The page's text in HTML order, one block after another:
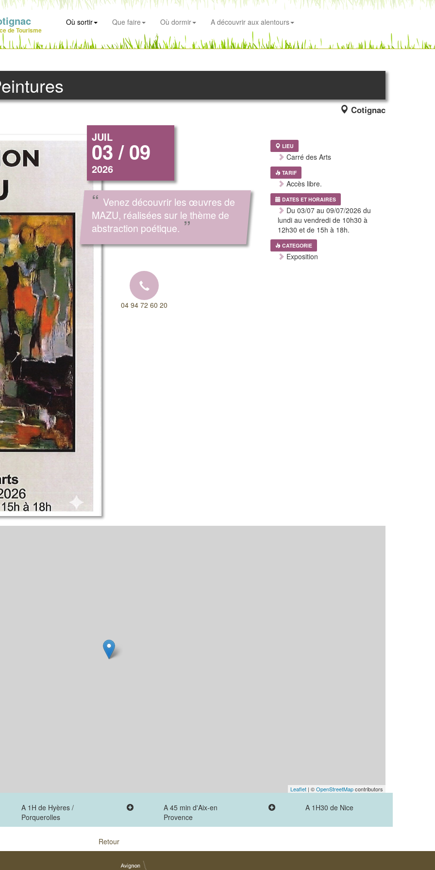
de Tourisme
Où sortir Que faire Où dormir A découvrir aux alentours
Cotignac
JUIL
03 / 09
2026
“ Venez découvrir les œuvres de
MAZU, réalisées sur le thème de
abstraction poétique. ”
LIEU
Carré des Arts
TARIF
Accès libre.
DATES ET HORAIRES
Du 03/07 au 09/07/2026 du
lundi au vendredi de 10h30 à
12h30 et de 15h à 18h.
CATEGORIE
Exposition
04 94 72 60 20
Leaflet | ©OpenStreetMapcontributors
A 1H de Hyères /
Porquerolles
A 45 min d'Aix-en
Provence
A 1H30 de Nice
Retour